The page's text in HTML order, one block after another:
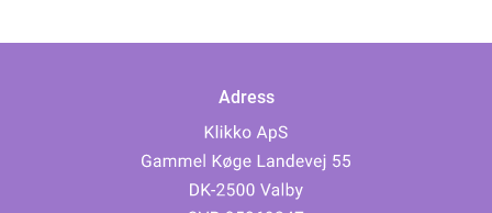
Adress